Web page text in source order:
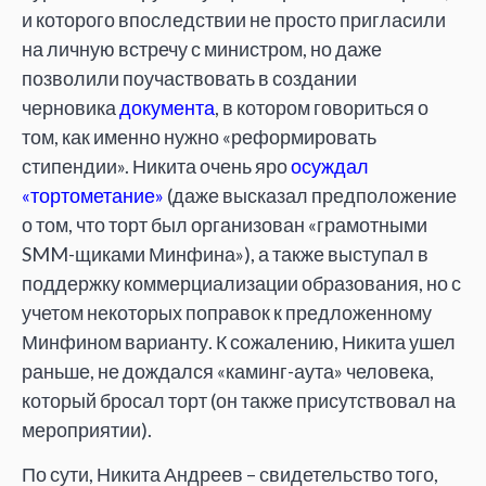
и которого впоследствии не просто пригласили
на личную встречу с министром, но даже
позволили поучаствовать в создании
черновикадокумента, в котором говориться о
том, как именно нужно «реформировать
стипендии». Никита очень яроосуждал
«тортометание» (даже высказал предположение
о том, что торт был организован «грамотными
SMM-щиками Минфина»), а также выступал в
поддержку коммерциализации образования, но с
учетом некоторых поправок к предложенному
Минфином варианту. К сожалению, Никита ушел
раньше, не дождался «каминг-аута» человека,
который бросал торт (он также присутствовал на
мероприятии).
По сути, Никита Андреев – свидетельство того,